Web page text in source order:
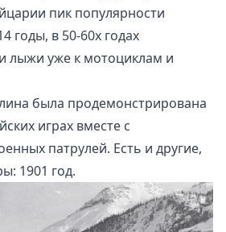
пик популярности
годы, в 50-60х годах
лыжи уже к мотоциклам и
была продемонстрирована
играх вместе с
патрулей. Есть и другие,
1901 год.